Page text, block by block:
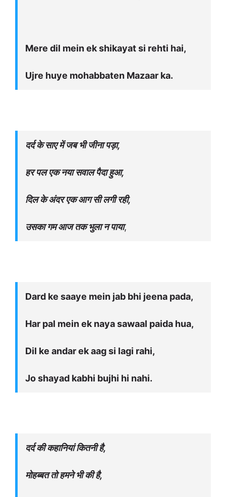
Mere dil mein ek shikayat si rehti hai,
Ujre huye mohabbaten Mazaar ka.
दर्द के साए में जब भी जीना पड़ा,
हर पल एक नया सवाल पैदा हुआ,
दिल के अंदर एक आग सी लगी रही,
उसका गम आज तक भुला न पाया,
Dard ke saaye mein jab bhi jeena pada,
Har pal mein ek naya sawaal paida hua,
Dil ke andar ek aag si lagi rahi,
Jo shayad kabhi bujhi hi nahi.
दर्द की कहानियां कितनी है,
मोहब्बत तो हमने भी की है,